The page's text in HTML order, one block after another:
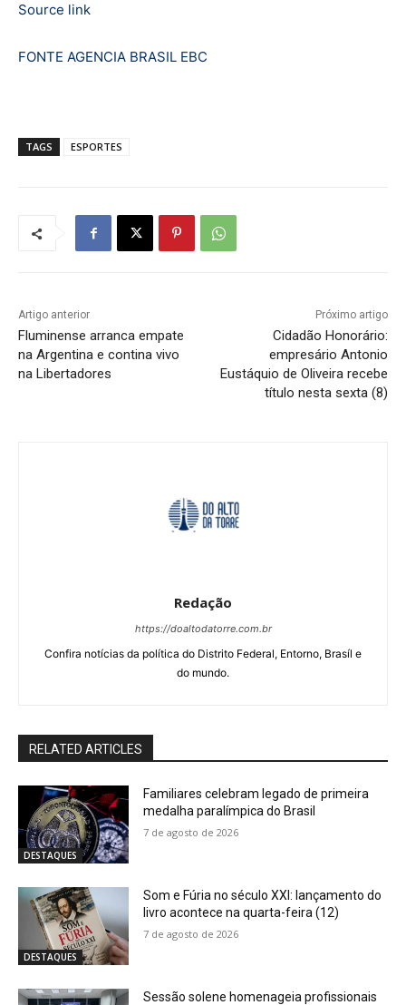
Source link
FONTE AGENCIA BRASIL EBC
TAGS ESPORTES
Artigo anterior
Fluminense arranca empate
na Argentina e contina vivo
na Libertadores
Próximo artigo
Cidadão Honorário:
empresário Antonio
Eustáquio de Oliveira recebe
título nesta sexta (8)
Redação
https://doaltodatorre.com.br
Confira notícias da política do Distrito Federal, Entorno, Brasíl e
do mundo.
RELATED ARTICLES
DESTAQUES
Familiares celebram legado de primeira
medalha paralímpica do Brasil
7 de agosto de 2026
DESTAQUES
Som e Fúria no século XXI: lançamento do
livro acontece na quarta-feira (12)
7 de agosto de 2026
Sessão solene homenageia profissionais